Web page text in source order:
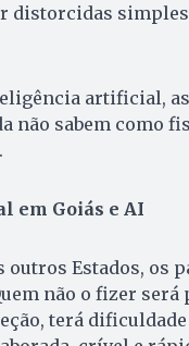
distorcidas
artificial,
não sabem como
em Goiás e AI
outros Estados, os
não o fizer será
terá dificuldade